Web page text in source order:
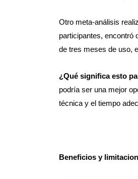
Otro meta-análisis
participantes, encontró
de tres meses de uso,
¿Qué significa esto
podría ser una mejor
técnica y el tiempo
Beneficios y